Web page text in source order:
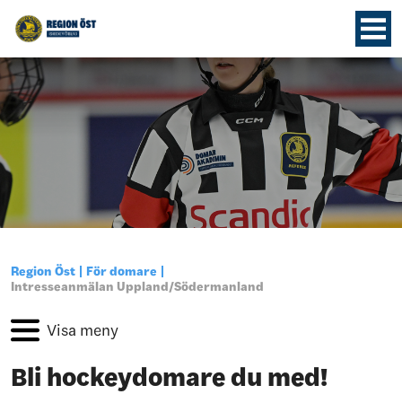
Region Öst
För domare
Intresseanmälan Uppland/Södermanland
Bli hockeydomare du med!